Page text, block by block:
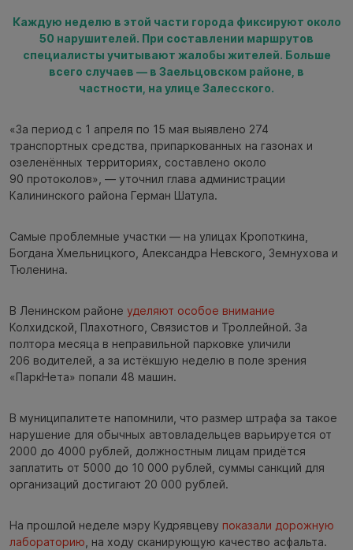
Каждую неделю в этой части города фиксируют около
50 нарушителей. При составлении маршрутов
специалисты учитывают жалобы жителей. Больше
всего случаев — в Заельцовском районе, в
частности, на улице Залесского.
«За период с 1 апреля по 15 мая выявлено 274
транспортных средства, припаркованных на газонах и
озеленённых территориях, составлено около
90 протоколов», — уточнил глава администрации
Калининского района Герман Шатула.
Самые проблемные участки — на улицах Кропоткина,
Богдана Хмельницкого, Александра Невского, Земнухова и
Тюленина.
В Ленинском районе уделяют особое внимание
Колхидской, Плахотного, Связистов и Троллейной. За
полтора месяца в неправильной парковке уличили
206 водителей, а за истёкшую неделю в поле зрения
«ПаркНета» попали 48 машин.
В муниципалитете напомнили, что размер штрафа за такое
нарушение для обычных автовладельцев варьируется от
2000 до 4000 рублей, должностным лицам придётся
заплатить от 5000 до 10 000 рублей, суммы санкций для
организаций достигают 20 000 рублей.
На прошлой неделе мэру Кудрявцеву показали дорожную
лабораторию , на ходу сканирующую качество асфальта.